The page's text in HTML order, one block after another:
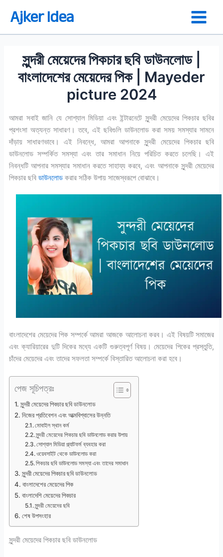
Ajker Idea
সুন্দরী মেয়েদের পিকচার ছবি ডাউনলোড |
বাংলাদেশের মেয়েদের পিক | Mayeder
picture 2024
আমরা সবাই জানি যে সোশ্যাল মিডিয়া এবং ইন্টারনেটে সুন্দরী মেয়েদের পিকচার ছবির
প্রশংসা অত্যন্ত সাধারণ। তবে, এই ছবিগুলি ডাউনলোড করা সময় সমস্যার সামনে
দাঁড়ায় সাধারণভাবে। এই নিবন্ধে, আমরা আপনাকে সুন্দরী মেয়েদের পিকচার ছবি
ডাউনলোড সম্পর্কিত সমস্যা এবং তার সমাধান নিয়ে পরিচিত করতে চলেছি। এই
নিবন্ধটি আপনার সমস্যার সমাধান করতে সাহায্য করবে, এবং আপনাকে সুন্দরী মেয়েদের
পিকচার ছবিডাউনলোডকরার সঠিক উপায় সাজেস্বরূপে বোঝাবে।
বাংলাদেশের মেয়েদের পিক সম্পর্কে আমরা আজকে আলোচনা করব। এই বিষয়টি সমাজের
এবং ক্যারিয়ারের দুটি দিকের মধ্যে একটি গুরুত্বপূর্ণ বিষয়। মেয়েদের পিকের প্রস্তুতি,
চাঁদের মেয়েদের এবং তাদের সফলতা সম্পর্কে বিস্তারিত আলোচনা করা হবে।
পেজ সূচিপত্রঃ
সুন্দরী মেয়েদের পিকচার ছবি ডাউনলোড
নিজের প্রতিবেশন এবং আত্মবিশ্বাসের উন্নতি
মোবাইল স্থান কর্ম
সুন্দরী মেয়েদের পিকচার ছবি ডাউনলোড করার উপায়
সোশ্যাল মিডিয়া প্ল্যাটফর্ম ব্যবহার করা
ওয়েবসাইট থেকে ডাউনলোড করা
পিকচার ছবি ডাউনলোড সমস্যা এবং তাদের সমাধান
সুন্দরী মেয়েদের পিকচার ছবি ডাউনলোড
বাংলাদেশের মেয়েদের পিক
বাংলাদেশি মেয়েদের পিকচার
সুন্দরী মেয়েদের ছবি
শেষ উপসংহার
সুন্দরী মেয়েদের পিকচার ছবি ডাউনলোড